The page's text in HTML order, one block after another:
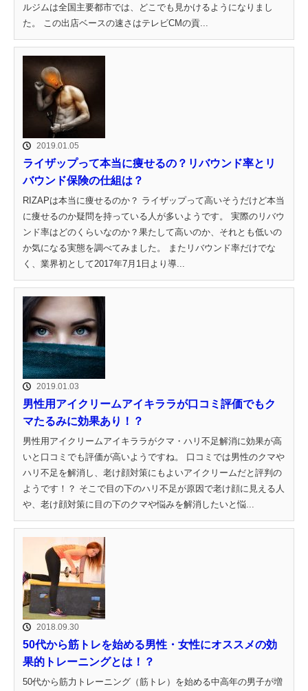
ルジムは全国主要都市では、どこでも見かけるようになりまし
た。 この出店ベースの速さはテレビCMの貢...
2019.01.05
ライザップって本当に痩せるの？リバウンド率とリ
バウンド保険の仕組は？
RIZAPは本当に痩せるのか？ ライザップって高いそうだけど本当
に痩せるのか疑問を持っている人が多いようです。 実際のリバウ
ンド率はどのくらいなのか？果たして高いのか、それとも低いの
か気になる実態を調べてみました。 またリバウンド率だけでな
く、業界初として2017年7月1日より導...
2019.01.03
男性用アイクリームアイキララが口コミ評価でもク
マたるみに効果あり！？
男性用アイクリームアイキララがクマ・ハリ不足解消に効果が高
いと口コミでも評価が高いようですね。 口コミでは男性のクマや
ハリ不足を解消し、老け顔対策にもよいアイクリームだと評判の
ようです！？ そこで目の下のハリ不足が原因で老け顔に見える人
や、老け顔対策に目の下のクマや悩みを解消したいと悩...
2018.09.30
50代から筋トレを始める男性・女性にオススメの効
果的トレーニングとは！？
50代から筋力トレーニング（筋トレ）を始める中高年の男子が増